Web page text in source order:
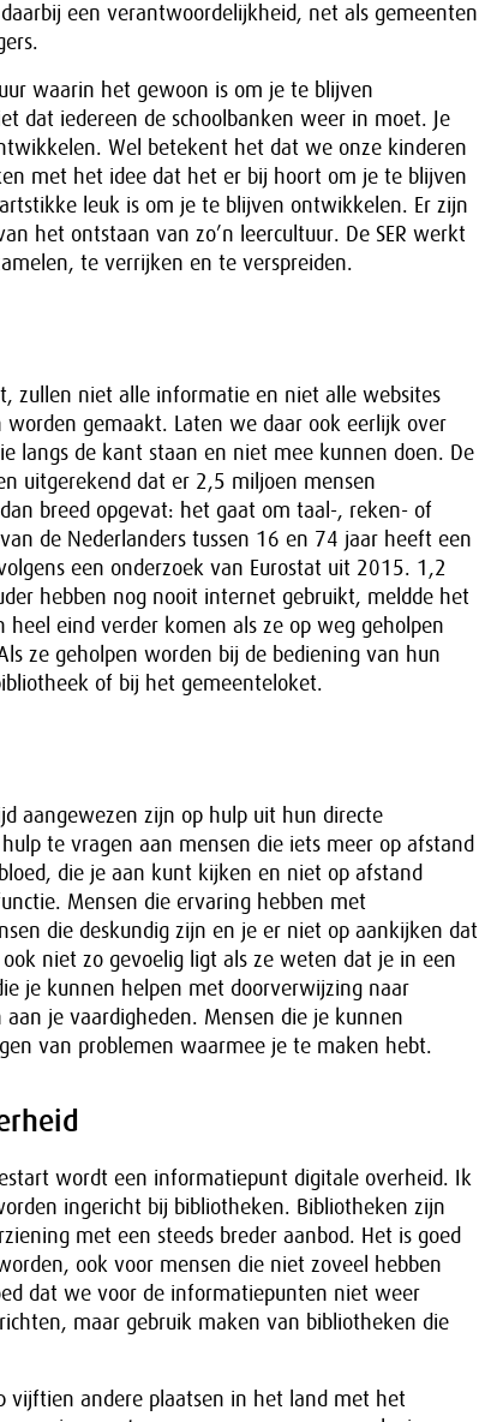
een verantwoordelijkheid, net als gemeenten
waarin het gewoon is om je te blijven
dat iedereen de schoolbanken weer in moet. Je
Wel betekent het dat we onze kinderen
met het idee dat het er bij hoort om je te blijven
leuk is om je te blijven ontwikkelen. Er zijn
het ontstaan van zo’n leercultuur. De SER werkt
te verrijken en te verspreiden.
zullen niet alle informatie en niet alle websites
gemaakt. Laten we daar ook eerlijk over
langs de kant staan en niet mee kunnen doen. De
uitgerekend dat er 2,5 miljoen mensen
breed opgevat: het gaat om taal-, reken- of
de Nederlanders tussen 16 en 74 jaar heeft een
een onderzoek van Eurostat uit 2015. 1,2
hebben nog nooit internet gebruikt, meldde het
heel eind verder komen als ze op weg geholpen
ze geholpen worden bij de bediening van hun
of bij het gemeenteloket.
aangewezen zijn op hulp uit hun directe
te vragen aan mensen die iets meer op afstand
die je aan kunt kijken en niet op afstand
Mensen die ervaring hebben met
die deskundig zijn en je er niet op aankijken dat
niet zo gevoelig ligt als ze weten dat je in een
je kunnen helpen met doorverwijzing naar
je vaardigheden. Mensen die je kunnen
van problemen waarmee je te maken hebt.
wordt een informatiepunt digitale overheid. Ik
ingericht bij bibliotheken. Bibliotheken zijn
met een steeds breder aanbod. Het is goed
ook voor mensen die niet zoveel hebben
dat we voor de informatiepunten niet weer
maar gebruik maken van bibliotheken die
vijftien andere plaatsen in het land met het